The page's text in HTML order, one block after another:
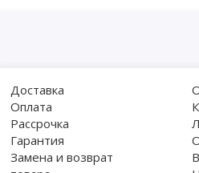
Доставка
Оплата
Рассрочка
Гарантия
Замена и возврат